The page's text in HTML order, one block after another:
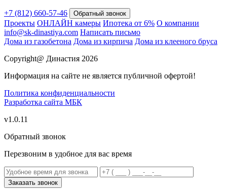
+7 (812) 660-57-46 Обратный звонок
Проекты ОНЛАЙН камеры Ипотека от 6% О компании
info@sk-dinastiya.com Написать письмо
Дома из газобетона Дома из кирпича Дома из клееного бруса
Copyright@ Династия 2026
Информация на сайте не является публичной офертой!
Политика конфиденциальности
Разработка сайта МБК
v1.0.11
Обратный звонок
Перезвоним в удобное для вас время
Заказать звонок